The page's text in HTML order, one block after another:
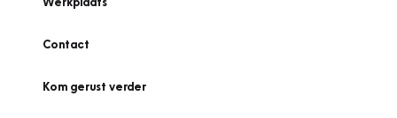
Contact
Kom gerust verder